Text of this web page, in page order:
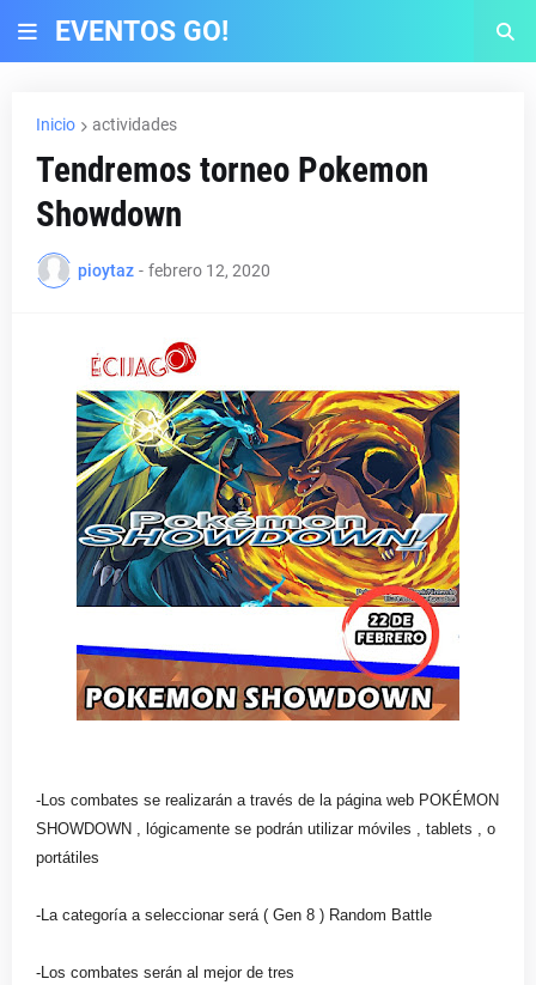
EVENTOS GO!
Inicio actividades
Tendremos torneo Pokemon
Showdown
pioytaz - febrero 12, 2020
-Los combates se realizarán a través de la página web POKÉMON
SHOWDOWN , lógicamente se podrán utilizar móviles , tablets , o
portátiles
-La categoría a seleccionar será ( Gen 8 ) Random Battle
-Los combates serán al mejor de tres